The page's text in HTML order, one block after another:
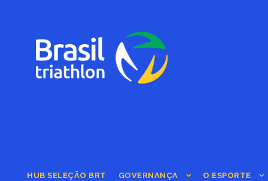
HUB SELEÇÃO BRT GOVERNANÇA O ESPORTE